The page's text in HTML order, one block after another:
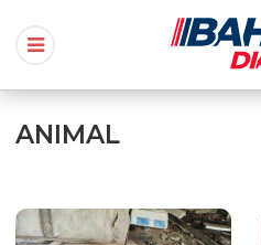
ANIMAL